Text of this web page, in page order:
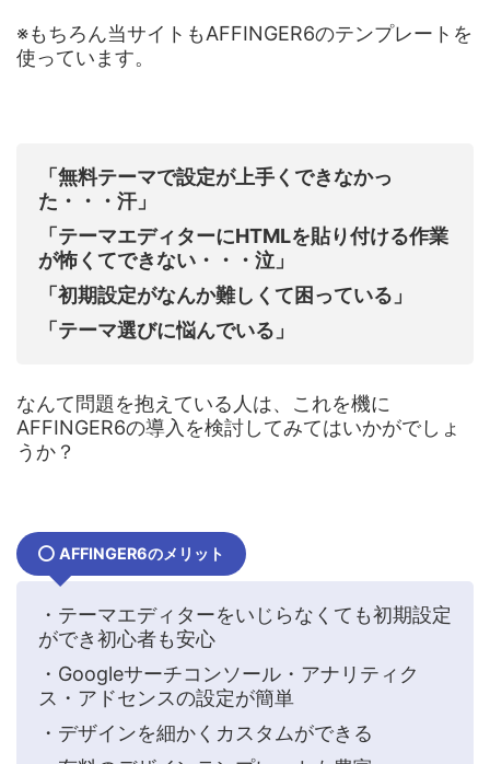
※もちろん当サイトもAFFINGER6のテンプレートを
使っています。
「無料テーマで設定が上手くできなかっ
た・・・汗」
「テーマエディターにHTMLを貼り付ける作業
が怖くてできない・・・泣」
「初期設定がなんか難しくて困っている」
「テーマ選びに悩んでいる」
なんて問題を抱えている人は、これを機に
AFFINGER6の導入を検討してみてはいかがでしょ
うか？
AFFINGER6のメリット
・テーマエディターをいじらなくても初期設定
ができ初心者も安心
・Googleサーチコンソール・アナリティク
ス・アドセンスの設定が簡単
・デザインを細かくカスタムができる